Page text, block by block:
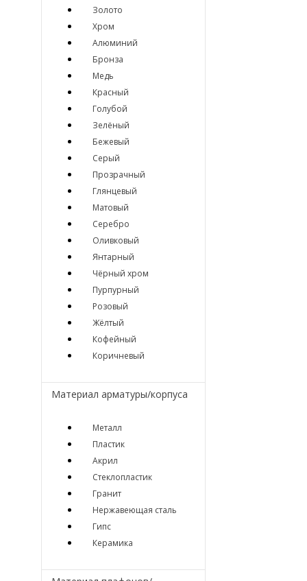
Золото
Хром
Алюминий
Бронза
Медь
Красный
Голубой
Зелёный
Бежевый
Серый
Прозрачный
Глянцевый
Матовый
Серебро
Оливковый
Янтарный
Чёрный хром
Пурпурный
Розовый
Жёлтый
Кофейный
Коричневый
Материал арматуры/корпуса
Металл
Пластик
Акрил
Стеклопластик
Гранит
Нержавеющая сталь
Гипс
Керамика